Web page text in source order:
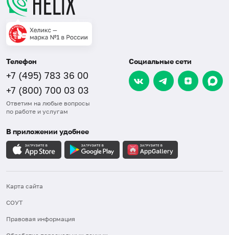
Телефон
+7 (495) 783 36 00
+7 (800) 700 03 03
Ответим на любые вопросы
по работе и услугам
Социальные сети
В приложении удобнее
Карта сайта
СОУТ
Правовая информация